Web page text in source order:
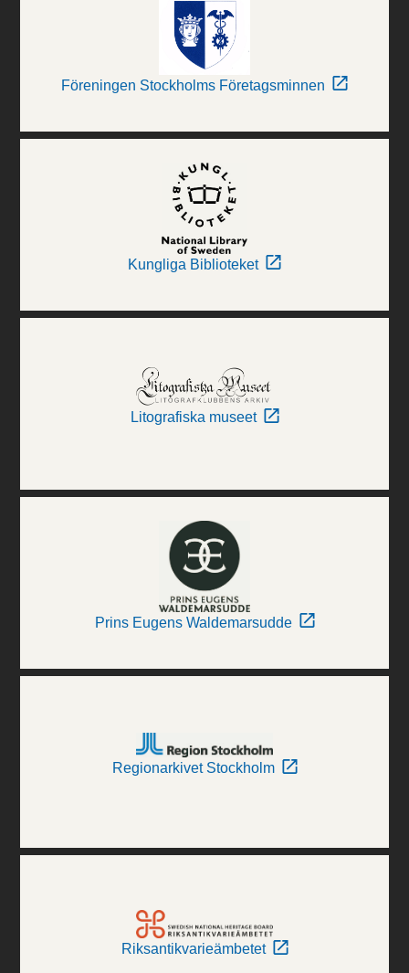
Föreningen Stockholms Företagsminnen
Kungliga Biblioteket
Litografiska museet
Prins Eugens Waldemarsudde
Regionarkivet Stockholm
Riksantikvarieämbetet